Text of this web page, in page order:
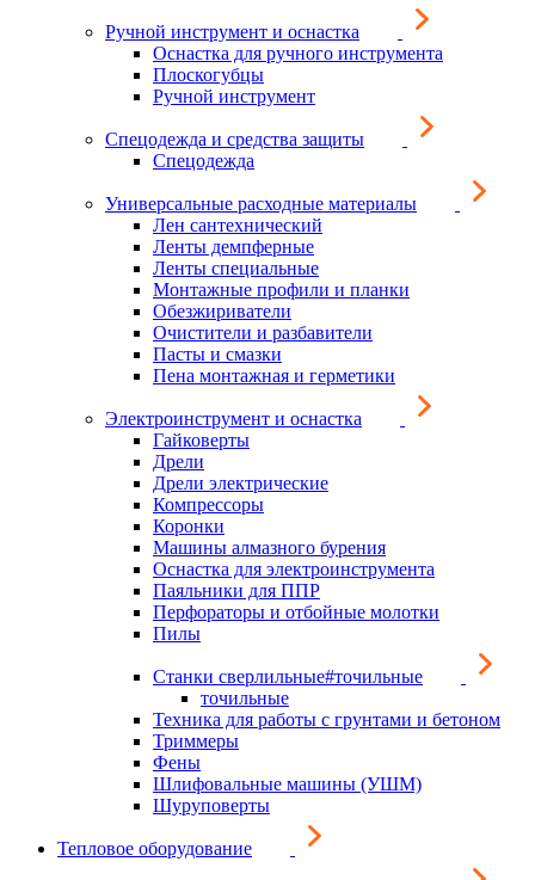
Ручной инструмент и оснастка
Оснастка для ручного инструмента
Плоскогубцы
Ручной инструмент
Спецодежда и средства защиты
Спецодежда
Универсальные расходные материалы
Лен сантехнический
Ленты демпферные
Ленты специальные
Монтажные профили и планки
Обезжириватели
Очистители и разбавители
Пасты и смазки
Пена монтажная и герметики
Электроинструмент и оснастка
Гайковерты
Дрели
Дрели электрические
Компрессоры
Коронки
Машины алмазного бурения
Оснастка для электроинструмента
Паяльники для ППР
Перфораторы и отбойные молотки
Пилы
Станки сверлильные#точильные
точильные
Техника для работы с грунтами и бетоном
Триммеры
Фены
Шлифовальные машины (УШМ)
Шуруповерты
Тепловое оборудование